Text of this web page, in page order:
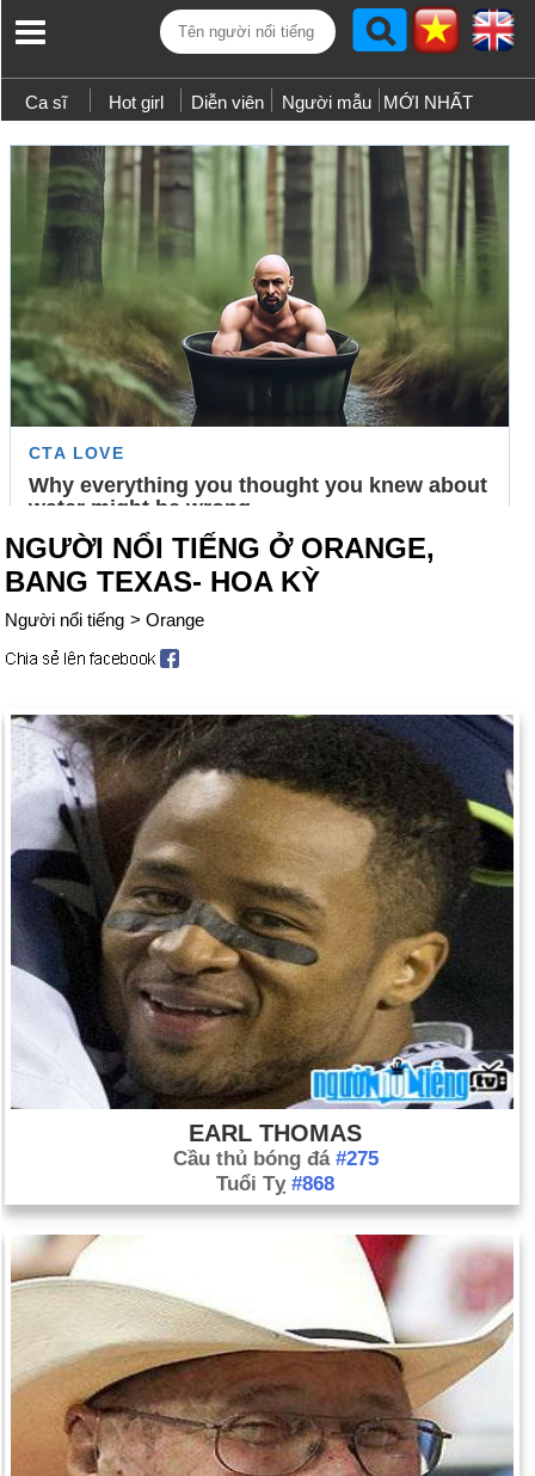
Ca sĩ Hot girl Diễn viên Người mẫu MỚI NHẤT
NGƯỜI NỔI TIẾNG Ở ORANGE,
BANG TEXAS- HOA KỲ
Người nổi tiếng > Orange
EARL THOMAS
Cầu thủ bóng đá #275
Tuổi Tỵ #868